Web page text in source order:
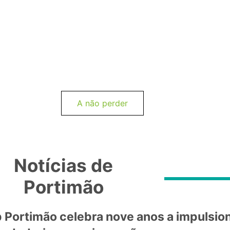
A não perder
Notícias de
Portimão
Portimão celebra nove anos a